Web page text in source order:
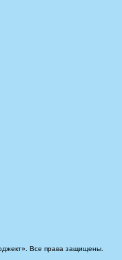
Все права защищены.